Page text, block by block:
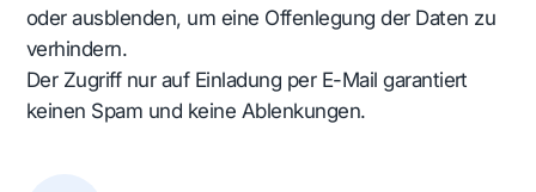
oder ausblenden, um eine Offenlegung der Daten zu
verhindern.
Der Zugriff nur auf Einladung per E-Mail garantiert
keinen Spam und keine Ablenkungen.